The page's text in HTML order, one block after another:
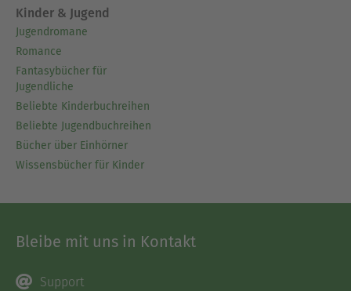
Kinder & Jugend
Jugendromane
Romance
Fantasybücher für
Jugendliche
Beliebte Kinderbuchreihen
Beliebte Jugendbuchreihen
Bücher über Einhörner
Wissensbücher für Kinder
Bleibe mit uns in Kontakt
Support